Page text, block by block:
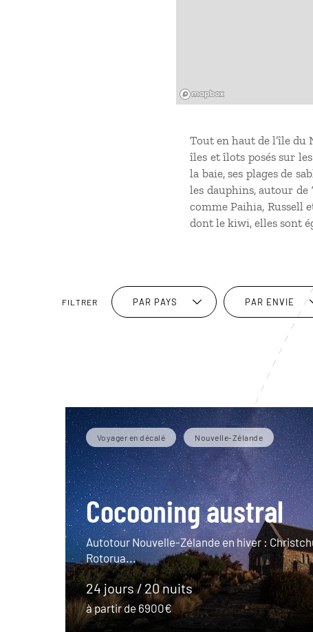
Tout en haut de l’île du
îles et îlots posés sur
la baie, ses plages de
les dauphins, autour
comme Paihia, Russell
dont le kiwi, elles sont
FILTRER PAR PAYS PAR ENVIE
Voyager en décalé Nouvelle-Zélande
Cocooning austral
Autotour Nouvelle-Zélande en hiver :
Rotorua...
24 jours / 20 nuits
à partir de 6900€